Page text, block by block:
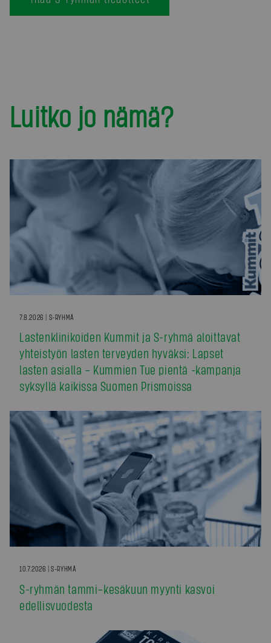
Luitko jo nämä?
7.8.2026 | S-RYHMÄ
Lastenklinikoiden Kummit ja S-ryhmä aloittavat
yhteistyön lasten terveyden hyväksi: Lapset
lasten asialla – Kummien Tue pientä -kampanja
syksyllä kaikissa Suomen Prismoissa
10.7.2026 | S-RYHMÄ
S-ryhmän tammi–kesäkuun myynti kasvoi
edellisvuodesta